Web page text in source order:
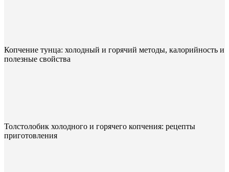
Копчение тунца: холодный и горячий методы, калорийность и
полезные свойства
Толстолобик холодного и горячего копчения: рецепты
приготовления